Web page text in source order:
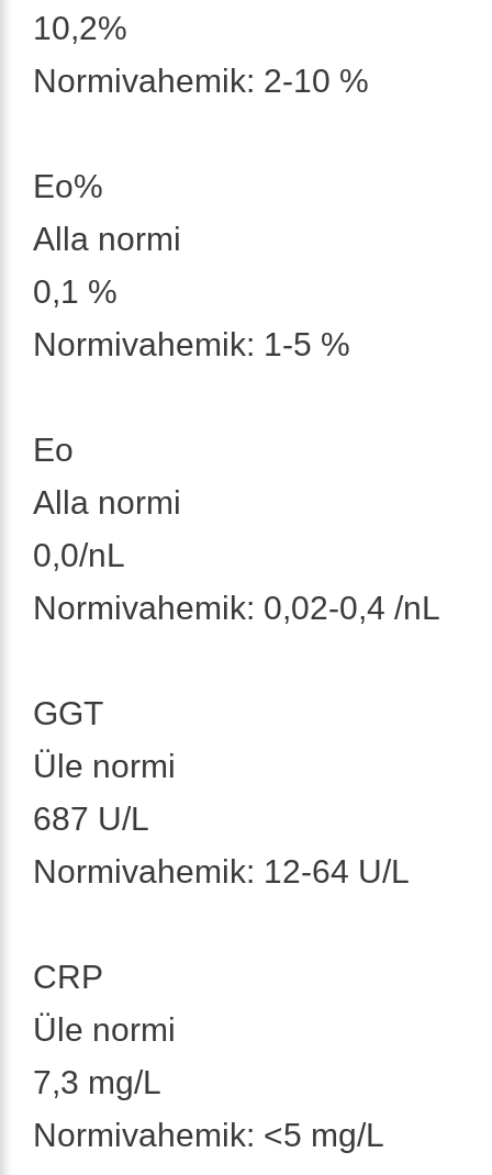
10,2%
Normivahemik: 2-10 %
Eo%
Alla normi
0,1 %
Normivahemik: 1-5 %
Eo
Alla normi
0,0/nL
Normivahemik: 0,02-0,4 /nL
GGT
Üle normi
687 U/L
Normivahemik: 12-64 U/L
CRP
Üle normi
7,3 mg/L
Normivahemik: <5 mg/L